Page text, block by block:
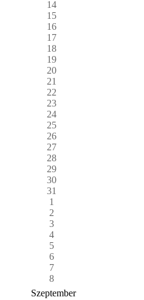
14
15
16
17
18
19
20
21
22
23
24
25
26
27
28
29
30
31
1
2
3
4
5
6
7
8
Szeptember